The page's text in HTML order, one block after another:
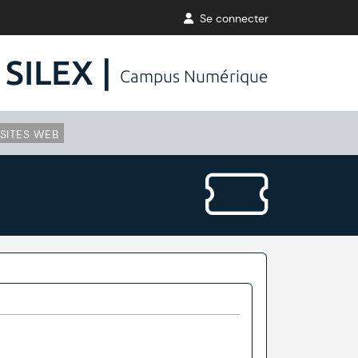
Se connecter
SILEX | Campus Numérique
WEB